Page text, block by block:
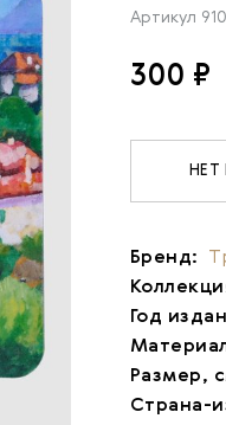
Артикул
300 ₽
НЕТ
Бренд:
Год
Размер,
Страна-